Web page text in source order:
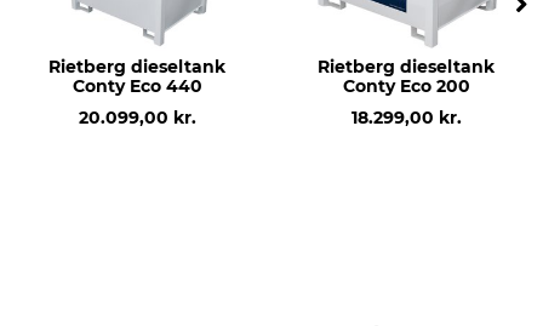
Rietberg dieseltank
Conty Eco 440
20.099,00 kr.
Rietberg dieseltank
Conty Eco 200
18.299,00 kr.